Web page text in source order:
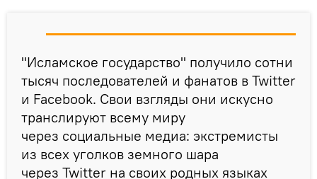
"Исламское государство" получило сотни
тысяч последователей и фанатов в Twitter
и Facebook. Свои взгляды они искусно
транслируют всему миру
через социальные медиа: экстремисты
из всех уголков земного шара
через Twitter на своих родных языках